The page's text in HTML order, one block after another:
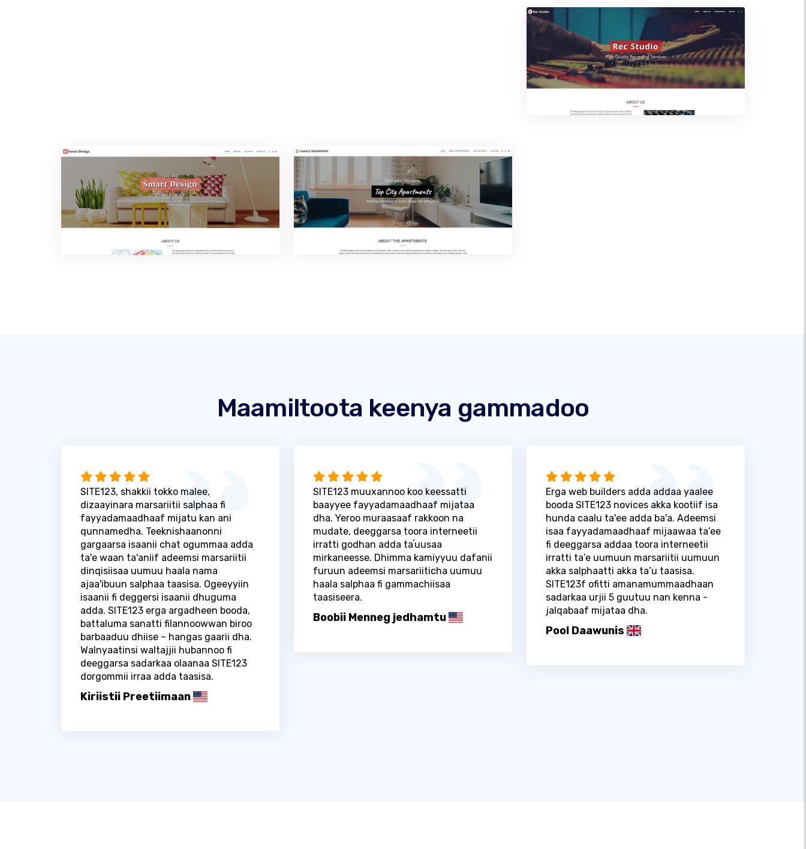
Maamiltoota keenya gammadoo
SITE123, shakkii tokko malee,
dizaayinara marsariitii salphaa fi
fayyadamaadhaaf mijatu kan ani
qunnamedha. Teeknishaanonni
gargaarsa isaanii chat ogummaa adda
ta'e waan ta'aniif adeemsi marsariitii
dinqisiisaa uumuu haala nama
ajaa'ibuun salphaa taasisa. Ogeeyyiin
isaanii fi deggersi isaanii dhuguma
adda. SITE123 erga argadheen booda,
battaluma sanatti filannoowwan biroo
barbaaduu dhiise – hangas gaarii dha.
Walnyaatinsi waltajjii hubannoo fi
deeggarsa sadarkaa olaanaa SITE123
dorgommii irraa adda taasisa.
Kiriistii Preetiimaan
SITE123 muuxannoo koo keessatti
baayyee fayyadamaadhaaf mijataa
dha. Yeroo muraasaaf rakkoon na
mudate, deeggarsa toora interneetii
irratti godhan adda taʼuusaa
mirkaneesse. Dhimma kamiyyuu dafanii
furuun adeemsi marsariiticha uumuu
haala salphaa fi gammachiisaa
taasiseera.
Boobii Menneg jedhamtu
Erga web builders adda addaa yaalee
booda SITE123 novices akka kootiif isa
hunda caalu ta'ee adda ba'a. Adeemsi
isaa fayyadamaadhaaf mijaawaa ta’ee
fi deeggarsa addaa toora interneetii
irratti ta’e uumuun marsariitii uumuun
akka salphaatti akka ta’u taasisa.
SITE123f ofitti amanamummaadhaan
sadarkaa urjii 5 guutuu nan kenna -
jalqabaaf mijataa dha.
Pool Daawunis